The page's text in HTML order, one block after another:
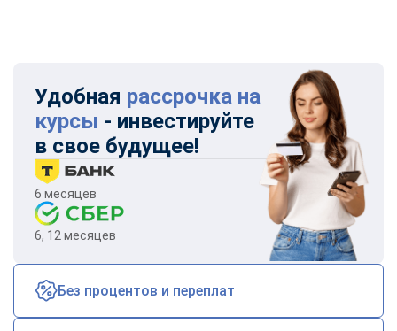
Удобная рассрочка на
курсы - инвестируйте
в свое будущее!
6 месяцев
6, 12 месяцев
Без процентов и переплат
ChatApp